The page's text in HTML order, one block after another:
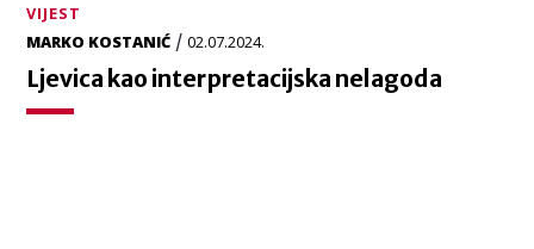
VIJEST
MARKO KOSTANIĆ /02.07.2024.
Ljevica kao interpretacijska nelagoda